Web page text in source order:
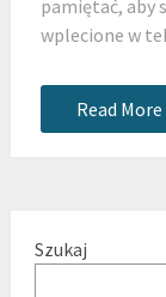
pamiętać, aby
wplecione w
Read More
Szukaj